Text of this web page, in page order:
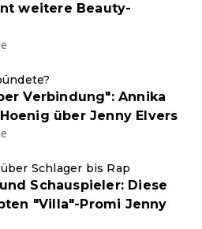
weitere Beauty-
Verbindung": Annika
über Jenny Elvers
Schlager bis Rap
Schauspieler: Diese
"Villa"-Promi Jenny